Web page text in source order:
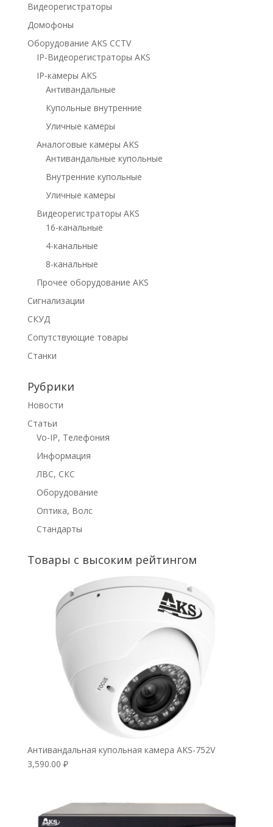
Видеорегистраторы
Домофоны
Оборудование AKS CCTV
IP-Видеорегистраторы AKS
IP-камеры AKS
Антивандальные
Купольные внутренние
Уличные камеры
Аналоговые камеры AKS
Антивандальные купольные
Внутренние купольные
Уличные камеры
Видеорегистраторы AKS
16-канальные
4-канальные
8-канальные
Прочее оборудование AKS
Сигнализации
СКУД
Сопутствующие товары
Станки
Рубрики
Новости
Статьи
Vo-IP, Телефония
Информация
ЛВС, СКС
Оборудование
Оптика, Волс
Стандарты
Товары с высоким рейтингом
Антивандальная купольная камера AKS-752V
3,590.00 ₽